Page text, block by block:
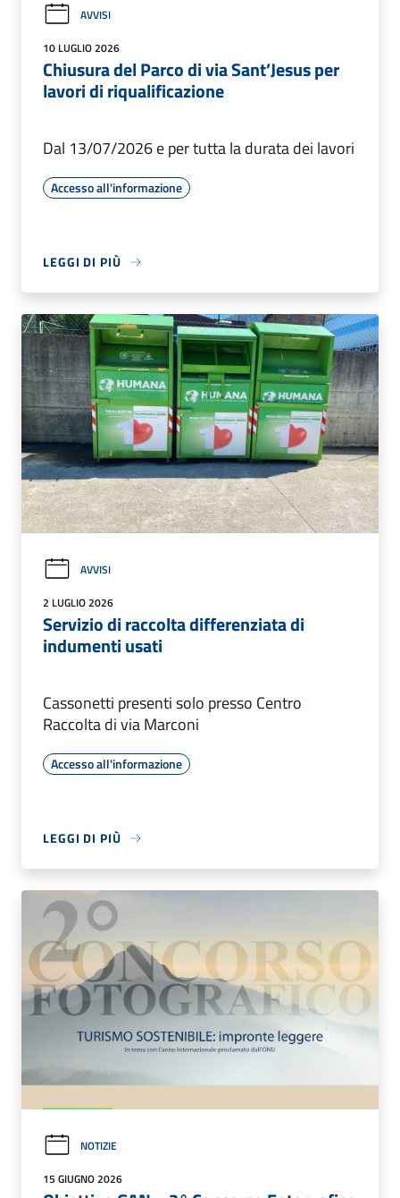
AVVISI
10 LUGLIO 2026
Chiusura del Parco di via Sant’Jesus per
lavori di riqualificazione
Dal 13/07/2026 e per tutta la durata dei lavori
Accesso all'informazione
LEGGI DI PIÙ
AVVISI
2 LUGLIO 2026
Servizio di raccolta differenziata di
indumenti usati
Cassonetti presenti solo presso Centro
Raccolta di via Marconi
Accesso all'informazione
LEGGI DI PIÙ
NOTIZIE
15 GIUGNO 2026